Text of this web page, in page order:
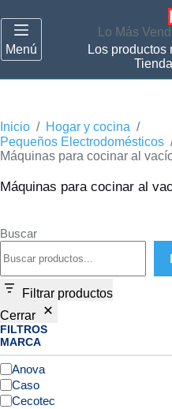
Menú
Lo Más
Los productos
Inicio / Hogar y cocina /
Pequeños Electrodomésticos
Máquinas para cocinar al
Máquinas para cocinar al
Buscar
Filtrar productos
Cerrar
FILTROS
MARCA
Anova
Caso
Cecotec